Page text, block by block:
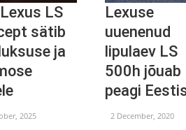
LS
sätib
ja
2025
Lexuse
uuenenud
lipulaev LS
500h jõuab
peagi
2 December, 2020